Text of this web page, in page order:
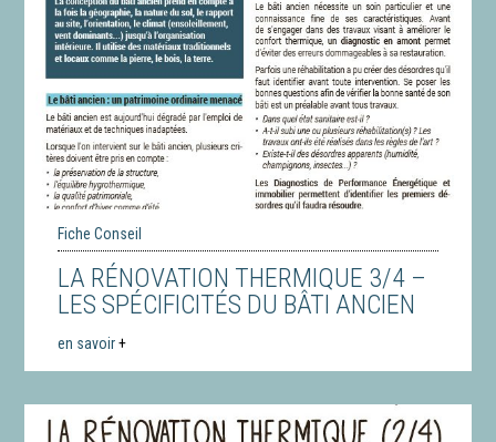
Fiche Conseil
LA RÉNOVATION THERMIQUE 3/4 –
LES SPÉCIFICITÉS DU BÂTI ANCIEN
en savoir+